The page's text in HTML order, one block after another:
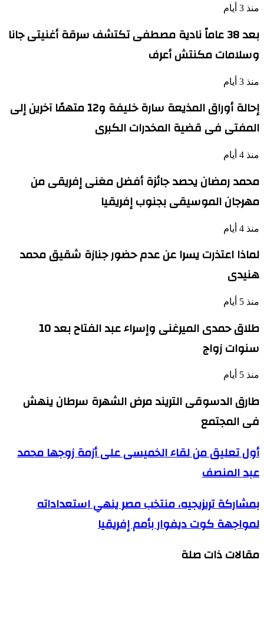
منذ 3 أيام
بعد 38 عاماً نادية مصطفى تكتشف سرقة أغنيتى جانا
وسلامات مكنتش أعرف
منذ 3 أيام
إحالة أوراق المذيعة سارة خليفة و12 متهمًا آخرين إلى
المفتى فى قضية المخدرات الكبرى
منذ 4 أيام
محمد رمضان يحصد جائزة أفضل مغنى إفريقى من
مهرجان الموسيقى بجنوب إفريقيا
منذ 4 أيام
لماذا اعتذرت يسرا عن عدم حضور جنازة شقيق محمد
هنيدى
منذ 5 أيام
طلاق حمدى الميرغنى وإسراء عبد الفتاح بعد 10
سنوات زواج
منذ 5 أيام
طارق الدسوقى التريند مرض الشهرة سرطان ينهش
فى المجتمع
أول
تعليق
من
لقاء
على
زوجها
عبد
المنصف
أول تعليق من لقاء الخميسى على أزمة زوجها محمد
عبد المنصف
بمشاركة
تريزيجيه،
منتخب
مصر
استعداداته
بمشاركة تريزيجيه، منتخب مصر ينهي استعداداته
لمواجهة كوت ديفوار بأمم إفريقيا
مقالات ذات صلة